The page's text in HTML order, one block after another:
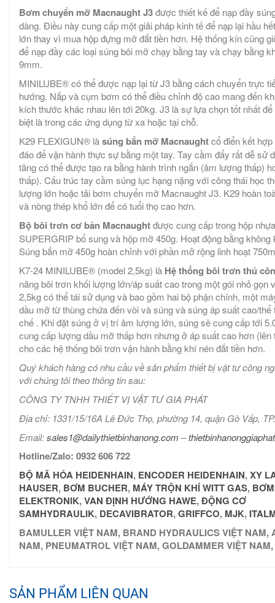
Bơm chuyển mỡ Macnaught J3được thiết kế để nạp đầy
dàng. Điều này cung cấp một giải pháp kinh tế để nạp lại hầu
lớn thay vì mua hộp đựng mỡ đắt tiền hơn. Hệ thống kín cũng
để nạp đầy các loại súng bôi mỡ chạy bằng tay và chạy bằng
9mm.
MINILUBE® có thể được nạp lại từ J3 bằng cách chuyển trực
hướng. Nắp và cụm bơm có thể điều chỉnh độ cao mang đến
kích thước khác nhau lên tới 20kg. J3 là sự lựa chọn tốt nhất
biệt là trong các ứng dụng từ xa hoặc tại chỗ.
K29 FLEXIGUN® làsúng bắn mỡ Macnaughtcổ điển kết
đáo để vận hành thực sự bằng một tay. Tay cầm đẩy rất dễ sử
tăng có thể được tạo ra bằng hành trình ngắn (âm lượng thấp)
thấp). Cấu trúc tay cầm súng lục hạng nặng với công thái học
lượng lớn hoặc tải bơm chuyển mỡ Macnaught J3. K29 hoàn
và nòng thép khổ lớn để có tuổi thọ cao hơn.
Bộ bôi trơn cơ bản Macnaughtđược cung cấp trong hộp
SUPERGRIP bổ sung và hộp mỡ 450g. Hoạt động bằng
Súng bắn mỡ 450g hoàn chỉnh với phần mở rộng linh hoạt
K7-24 MINILUBE® (model 2,5kg) là Hệ thống bôi trơn thủ
năng bôi trơn khối lượng lớn/áp suất cao trong một gói nhỏ
2,5kg có thể tái sử dụng và bao gồm hai bộ phận chính, một
dầu mỡ từ thùng chứa đến vòi và súng và súng áp suất cao/
chế . Khi đặt súng ở vị trí âm lượng lớn, súng sẽ cung cấp tới
cung cấp lượng dầu mỡ thấp hơn nhưng ở áp suất cao hơn
cho các hệ thống bôi trơn vận hành bằng khí nén đắt tiền hơn.
Quý khách hàng có nhu cầu về sản phẩm thiết bị vật tư công
với chúng tôi theo thông tin sau:
CÔNG TY TNHH THIẾT VỊ VẬT TƯ GIA PHÁT
Địa chỉ: 1331/15/16A Lê Đức Thọ, phường 14, quận Gò Vấp,
Email:sales1@dailythietbinhanong.com –
Hotline/Zalo: 0932 606 722
BỘ MÃ HÓA HEIDENHAIN, ENCODER HEIDENHAIN,XY
HAUSER, BƠM BUCHER, MÁY TRỘN KHÍ WITT GAS,
ELEKTRONIK,VAN ĐỊNH HƯỚNG HAWE,ĐỘNG CƠ
SAMHYDRAULIK, DECAVIBRATOR,GRIFFCO, MJK,
BAMULLER VIỆT NAM, BRAND HYDRAULICS VIỆT NAM,
NAM, PNEUMATROL VIỆT NAM, GOLDAMMER VIỆT
SẢN PHẨM LIÊN QUAN